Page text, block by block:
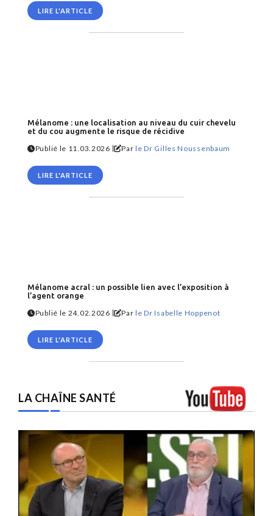
LIRE L'ARTICLE
Mélanome : une localisation au niveau du cuir chevelu
et du cou augmente le risque de récidive
Publié le 11.03.2026 | Parle Dr Gilles Noussenbaum
LIRE L'ARTICLE
Mélanome acral : un possible lien avec l’exposition à
l’agent orange
Publié le 24.02.2026 | Parle Dr Isabelle Hoppenot
LIRE L'ARTICLE
LA CHAÎNE SANTÉ